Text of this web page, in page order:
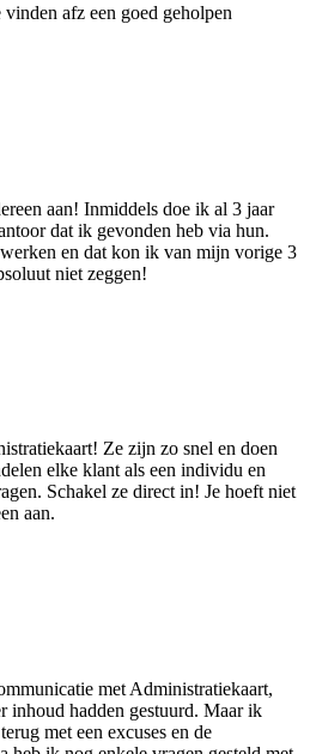
afz een goed geholpen
aan! Inmiddels doe ik al 3 jaar
dat ik gevonden heb via hun.
en dat kon ik van mijn vorige 3
niet zeggen!
Ze zijn zo snel en doen
elke klant als een individu en
Schakel ze direct in! Je hoeft niet
aan.
met Administratiekaart,
inhoud hadden gestuurd. Maar ik
met een excuses en de